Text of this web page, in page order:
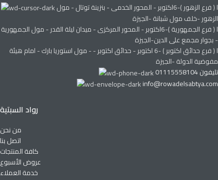
ا ( فرع الزهور )-6اكتوبر - المحور الخدمى - بنزينة توتال - مول
الزهور -خلف مول شبانة -الجيزة
ا ( فرع الجمهورية )-6اكتوبر - المحور المركزى - ميدان ليلة القدر - مول الجمهورية
- بجوار مجمع على الدين-الجيزة
ا ( فرع حدائق اكتوبر ) -6 اكتوبر - حدائق اكتوبر - - مول استوريا بارك - امام هيئة
مفوضية الدولة -الجيزة
تليفون 01115558104
info@rowadelsabtya.com
رواد السبتية
من نحن
اتصل بنا
كافة المنتجات
عروض الأسبوع
خدمة العملاء